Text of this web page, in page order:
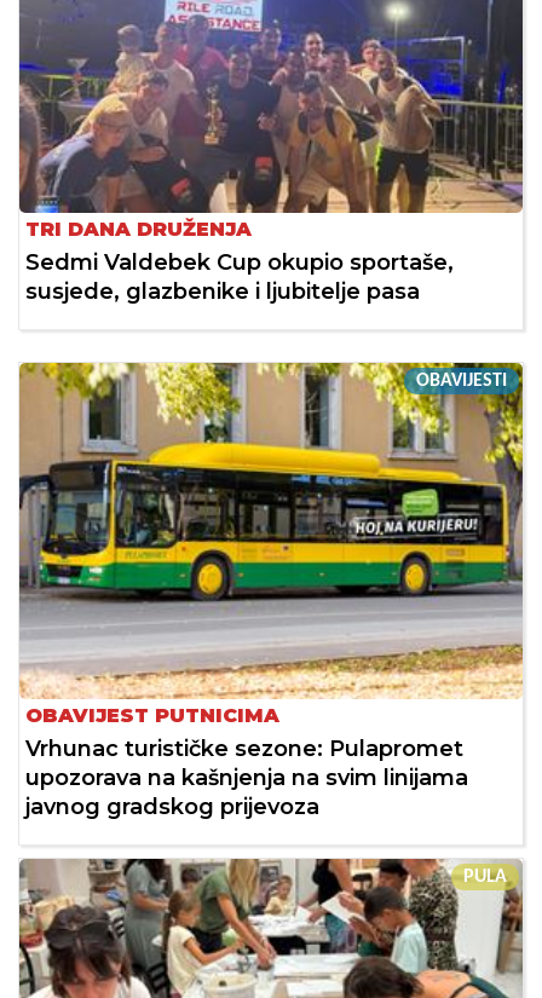
TRI DANA DRUŽENJA
Sedmi Valdebek Cup okupio sportaše,
susjede, glazbenike i ljubitelje pasa
OBAVIJESTI
OBAVIJEST PUTNICIMA
Vrhunac turističke sezone: Pulapromet
upozorava na kašnjenja na svim linijama
javnog gradskog prijevoza
PULA